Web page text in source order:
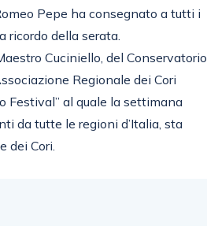
Pepe ha consegnato a tutti i
ricordo della serata.
Cuciniello, del Conservatorio,
Regionale dei Cori
Festival” al quale la settimana
da tutte le regioni d’Italia, sta
Cori.